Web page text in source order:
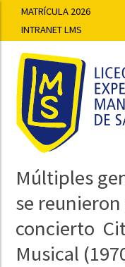
MATRÍCULA 2026
INTRANET LMS
Múltiples
se
concierto
Musical